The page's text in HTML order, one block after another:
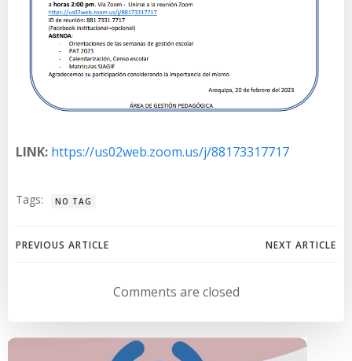
LINK: https://us02web.zoom.us/j/88173317717
Tags: NO TAG
Navegación
entradas
PREVIOUS ARTICLE
Navegación
de
entradas
NEXT ARTICLE
Comments are closed